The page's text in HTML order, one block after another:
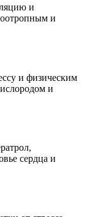
и
и
и физическим
и
сердца и